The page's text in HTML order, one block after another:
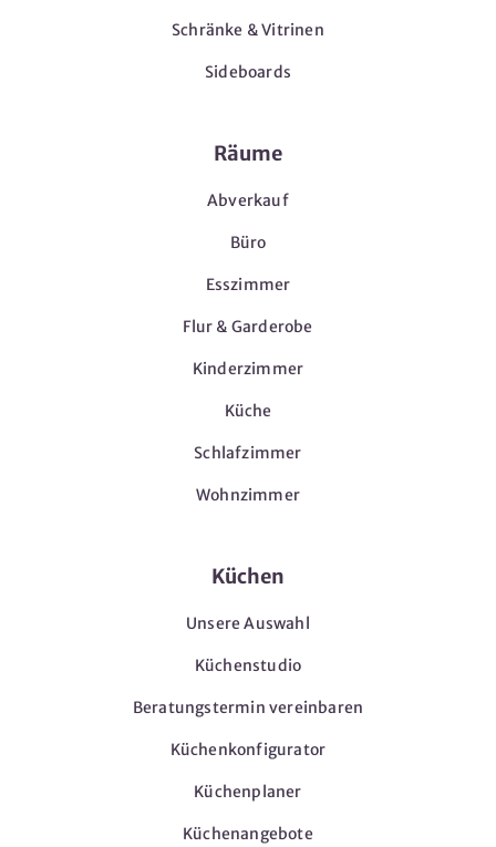
Schränke & Vitrinen
Sideboards
Räume
Abverkauf
Büro
Esszimmer
Flur & Garderobe
Kinderzimmer
Küche
Schlafzimmer
Wohnzimmer
Küchen
Unsere Auswahl
Küchenstudio
Beratungstermin vereinbaren
Küchenkonfigurator
Küchenplaner
Küchenangebote